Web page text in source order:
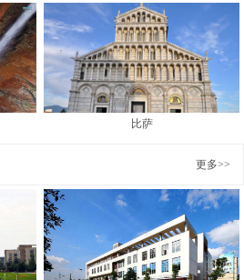
比萨
更多>>